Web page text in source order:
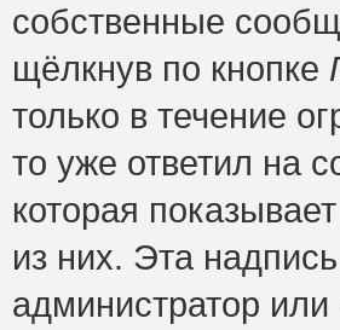
собственные
щёлкнув по кнопке
только в течение
то уже ответил на
которая
из них. Эта
администратор